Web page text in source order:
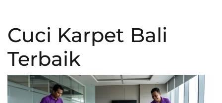
Cuci Karpet Bali
Terbaik